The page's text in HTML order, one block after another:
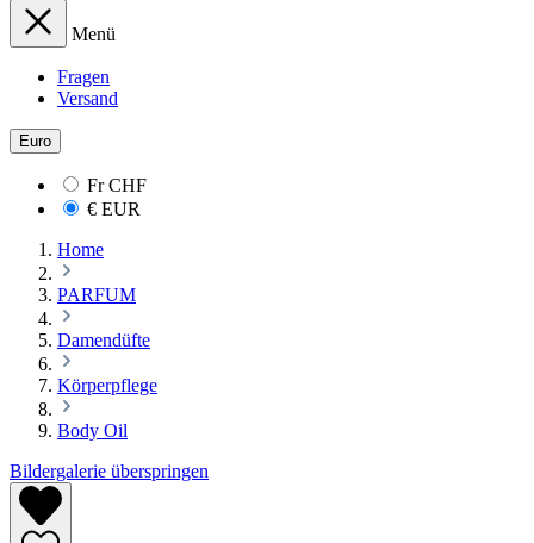
Menü
Fragen
Versand
Euro
FrCHF
€ EUR
Home
PARFUM
Damendüfte
Körperpflege
Body Oil
Bildergalerie überspringen